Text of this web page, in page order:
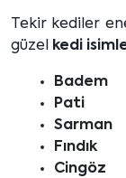
Tekir kediler
güzel kedi
Badem
Pati
Sarman
Fındık
Cingöz